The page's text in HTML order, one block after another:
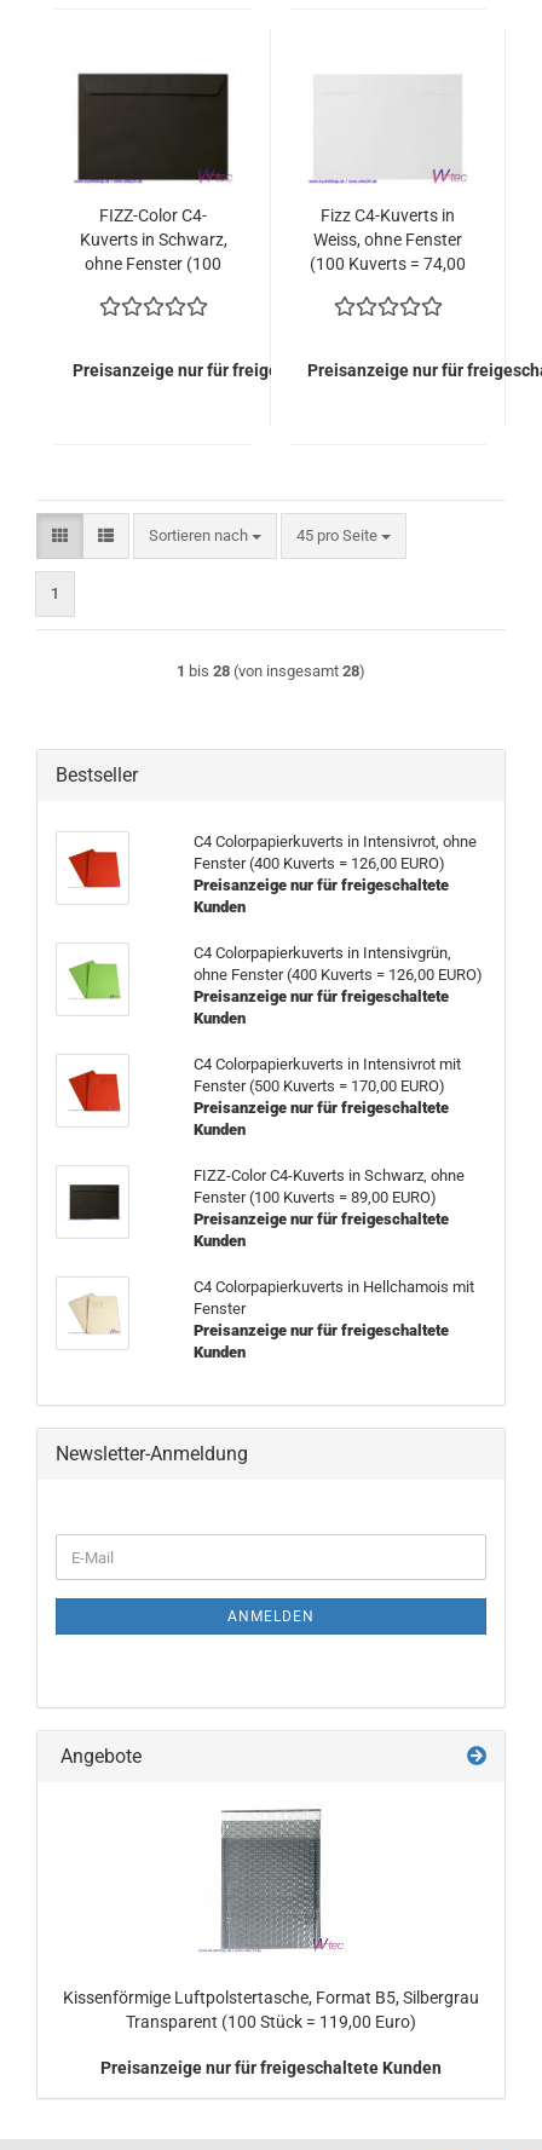
FIZZ-Color C4-
Kuverts in Schwarz,
ohne Fenster (100
EURO)
Preisanzeige nur für freigeschaltete Kunden
Fizz C4-Kuverts in
Weiss, ohne Fenster
(100 Kuverts = 74,00
Preisanzeige nur für
Sortieren nach
Sortieren nach 45 pro Seite
pro Seite
1
1 bis 28 (von insgesamt 28)
Bestseller
C4 Colorpapierkuverts in Intensivrot, ohne
Fenster (400 Kuverts = 126,00 EURO)
Preisanzeige nur für freigeschaltete
Kunden
C4 Colorpapierkuverts in Intensivgrün,
ohne Fenster (400 Kuverts = 126,00 EURO)
Preisanzeige nur für freigeschaltete
Kunden
C4 Colorpapierkuverts in Intensivrot mit
Fenster (500 Kuverts = 170,00 EURO)
Preisanzeige nur für freigeschaltete
Kunden
FIZZ-Color C4-Kuverts in Schwarz, ohne
Fenster (100 Kuverts = 89,00 EURO)
Preisanzeige nur für freigeschaltete
Kunden
C4 Colorpapierkuverts in Hellchamois mit
Fenster
Preisanzeige nur für freigeschaltete
Kunden
Newsletter-Anmeldung
ZUR
E-
Mail
ANMELDEN
Angebote
Kissenförmige Luftpolstertasche, Format B5, Silbergrau
Transparent (100 Stück = 119,00 Euro)
Preisanzeige nur für freigeschaltete Kunden